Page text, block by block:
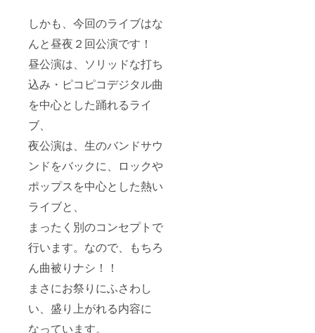
しかも、今回のライブはな
んと昼夜２回公演です！
昼公演は、ソリッドな打ち
込み・ピコピコデジタル曲
を中心とした踊れるライ
ブ、
夜公演は、生のバンドサウ
ンドをバックに、ロックや
ポップスを中心とした熱い
ライブと、
まったく別のコンセプトで
行います。なので、もちろ
ん曲被りナシ！！
まさにお祭りにふさわし
い、盛り上がれる内容に
なっています。